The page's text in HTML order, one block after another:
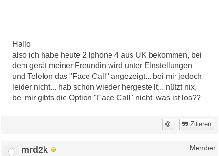
Hallo
also ich habe heute 2 Iphone 4 aus UK bekommen, bei
dem gerät meiner Freundin wird unter EInstellungen
und Telefon das "Face Call" angezeigt... bei mir jedoch
leider nicht... hab schon wieder hergestellt... nützt nix,
bei mir gibts die Option "Face Call" nicht. was ist los??
Zitieren
mrd2k Member